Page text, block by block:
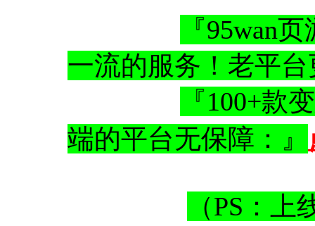
『95wan
一流的服务！老平
『100+款
端的平台无保障：』
（PS：